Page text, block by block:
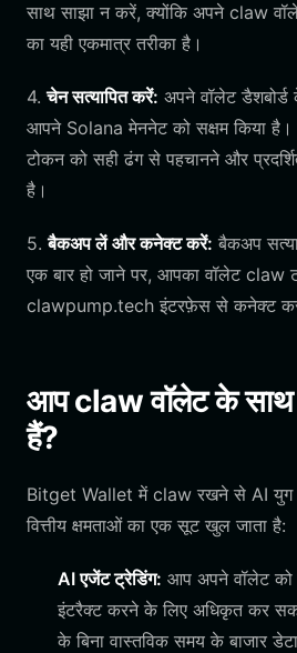
साथ साझा न करें, क्योंकि अपने claw
का यही एकमात्र तरीका है।
4.चेन सत्यापित करें: अपने वॉलेट
आपने Solana मेननेट को सक्षम किया
टोकन को सही ढंग से पहचानने और
है।
5.बैकअप लें और कनेक्ट करें: बैकअप
एक बार हो जाने पर, आपका वॉलेट claw
clawpump.tech इंटरफ़ेस से कनेक्ट
आप claw वॉलेट के
हैं?
Bitget Wallet में claw रखने से AI युग
वित्तीय क्षमताओं का एक सूट खुल जाता है:
AI एजेंट ट्रेडिंग: आप अपने वॉलेट को
इंटरैक्ट करने के लिए अधिकृत कर
के बिना वास्तविक समय के बाजार